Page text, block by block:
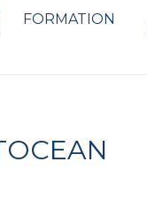
FORMATION